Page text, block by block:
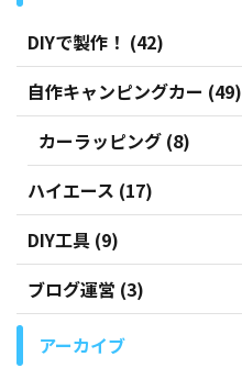
DIYで製作！ (42)
自作キャンピングカー (49)
カーラッピング (8)
ハイエース (17)
DIY工具 (9)
ブログ運営 (3)
アーカイブ